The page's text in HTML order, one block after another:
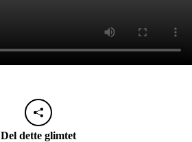
Del dette glimtet